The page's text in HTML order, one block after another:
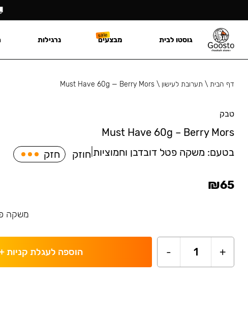
דף הבית\ תערובת לעישון \
Must Have 60g — Berry Mors
טבק
Must Have 60g – Berry Mors
בטעם: משקה פטל דובדבן וחמוציות חוזק חזק
₪65
משקה
+
1
- הוספה לעגלת קניות
גוסטו לבית מבצעים נרגילות